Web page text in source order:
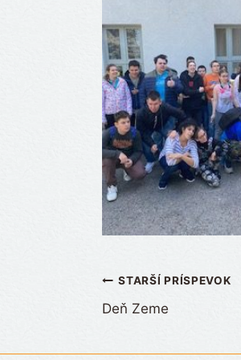
Navigácia
v
článku
STARŠÍ PRÍSPEVOK
Deň Zeme